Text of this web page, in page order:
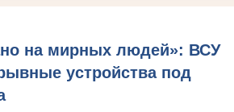
на мирных людей»: ВСУ
устройства под